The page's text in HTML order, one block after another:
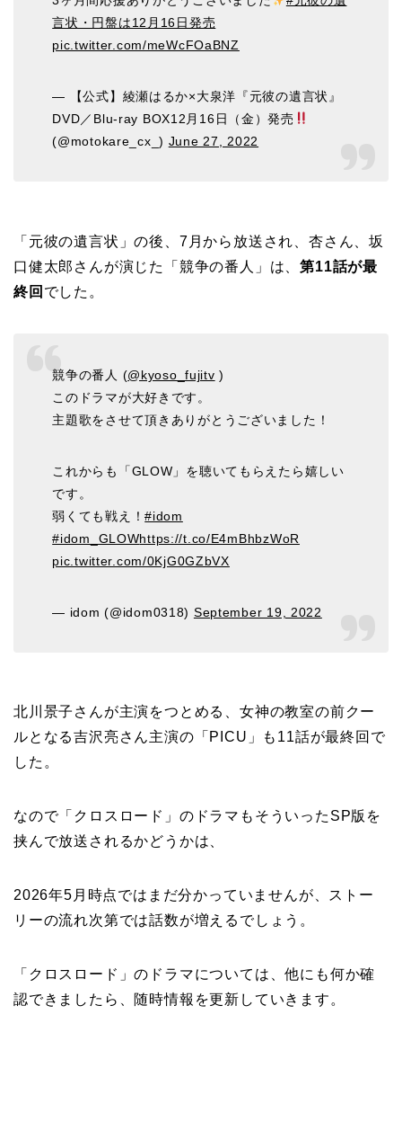
言状・円盤は12月16日発売
pic.twitter.com/meWcFOaBNZ
— 【公式】綾瀬はるか×大泉洋『元彼の遺言状』
DVD／Blu-ray BOX12月16日（金）発売
(@motokare_cx_) June 27, 2022
「元彼の遺言状」の後、7月から放送され、杏さん、坂
口健太郎さんが演じた「競争の番人」は、第11話が最
終回 でした。
競争の番人 (@kyoso_fujitv )
このドラマが大好きです。
主題歌をさせて頂きありがとうございました！
これからも「GLOW」を聴いてもらえたら嬉しい
です。
弱くても戦え！#idom
#idom_GLOWhttps://t.co/E4mBhbzWoR
pic.twitter.com/0KjG0GZbVX
— idom (@idom0318) September 19, 2022
北川景子さんが主演をつとめる、女神の教室の前クー
ルとなる吉沢亮さん主演の「PICU」も11話が最終回で
した。
なので「クロスロード」のドラマもそういったSP版を
挟んで放送されるかどうかは、
2026年5月時点ではまだ分かっていませんが、ストー
リーの流れ次第では話数が増えるでしょう。
「クロスロード」のドラマについては、他にも何か確
認できましたら、随時情報を更新していきます。